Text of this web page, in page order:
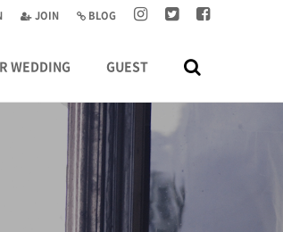
BLOG
JOIN
WEDDING GUEST